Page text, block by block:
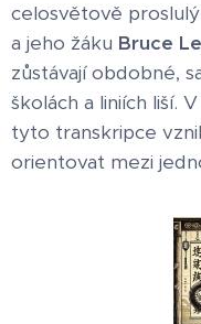
celosvětově
a jeho žáku Bruce
zůstávají obdobné,
školách a liniích liší.
tyto transkripce
orientovat mezi